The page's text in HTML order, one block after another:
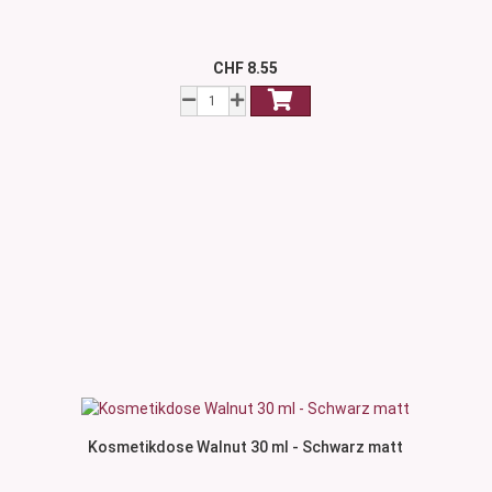
CHF 8.55
Kosmetikdose Walnut 30 ml - Schwarz matt